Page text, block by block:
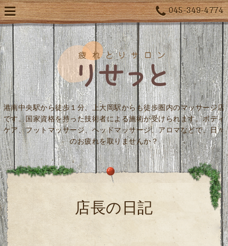
045-349-4774
港南中央駅から徒歩１分、上大岡駅からも徒歩圏内のマッサージ店
です。国家資格を持った技術者による施術が受けられます。ボディ
ケア、フットマッサージ、ヘッドマッサージ、アロマなどで、日々
のお疲れを取りませんか？
店長の日記